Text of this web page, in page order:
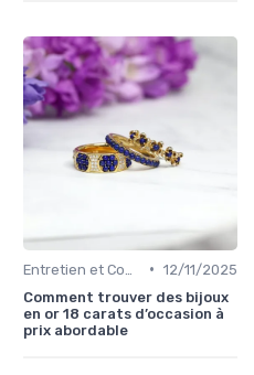
• 12/11/2025
Comment trouver des bijoux
en or 18 carats d’occasion à
prix abordable